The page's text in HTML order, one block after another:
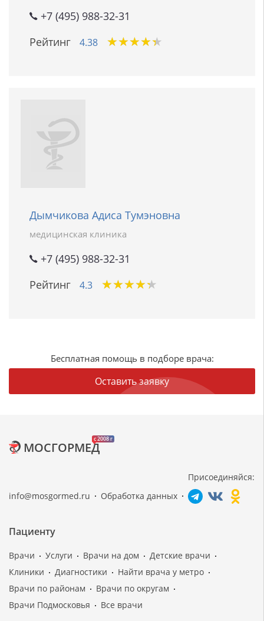
+7 (495) 988-32-31
Рейтинг
4.38 ★★★★★
★★★★★
Дымчикова Адиса Тумэновна
медицинская клиника
+7 (495) 988-32-31
Рейтинг
4.3 ★★★★★
★★★★★
Бесплатная помощь в подборе врача:
Оставить заявку
c 2008 г
МОСГОРМЕД
info@mosgormed.ru Обработка данных
Присоединяйся:
Пациенту
Врачи Услуги Врачи на дом
Детские врачи
Клиники
Диагностики
Найти врача у метро
Врачи по районам
Врачи по округам
Врачи Подмосковья
Все врачи